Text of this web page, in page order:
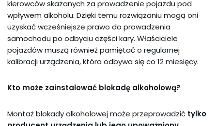
kierowców skazanych za prowadzenie pojazdu pod
wpływem alkoholu. Dzięki temu rozwiązaniu mogą oni
uzyskać wcześniejsze prawo do prowadzenia
samochodu po odbyciu części kary. Właściciele
pojazdów muszą również pamiętać o regularnej
kalibracji urządzenia, która odbywa się co 12 miesięcy.
Kto może zainstalować blokadę alkoholową?
Montaż blokady alkoholowej może przeprowadzić tylko